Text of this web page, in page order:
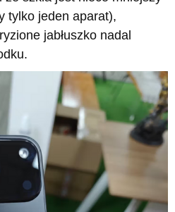
tylko jeden aparat),
jabłuszko nadal